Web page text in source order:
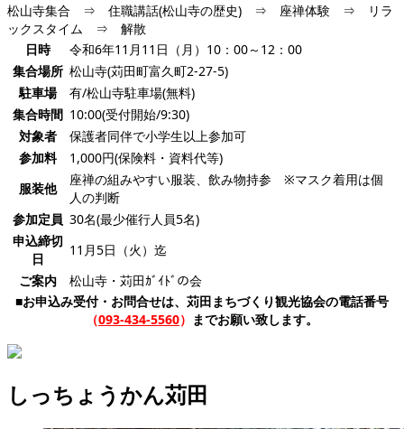
松山寺集合 ⇒ 住職講話(松山寺の歴史) ⇒ 座禅体験 ⇒ リラ
ックスタイム ⇒ 解散
日時
令和6年11月11日（月）10：00～12：00
集合場所 松山寺(苅田町富久町2-27-5)
駐車場
有/松山寺駐車場(無料)
集合時間 10:00(受付開始/9:30)
対象者
保護者同伴で小学生以上参加可
参加料
1,000円(保険料・資料代等)
服装他
座禅の組みやすい服装、飲み物持参 ※マスク着用は個
人の判断
参加定員 30名(最少催行人員5名)
申込締切
日
11月5日（火）迄
ご案内
松山寺・苅田ｶﾞｲﾄﾞの会
■お申込み受付・お問合せは、苅田まちづくり観光協会の電話番号
（093-434-5560） までお願い致します。
しっちょうかん苅田